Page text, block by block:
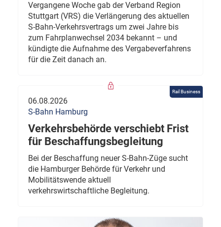
Vergangene Woche gab der Verband Region
Stuttgart (VRS) die Verlängerung des aktuellen
S-Bahn-Verkehrsvertrags um zwei Jahre bis
zum Fahrplanwechsel 2034 bekannt – und
kündigte die Aufnahme des Vergabeverfahrens
für die Zeit danach an.
Rail Business
06.08.2026
S-Bahn Hamburg
Verkehrsbehörde verschiebt Frist
für Beschaffungsbegleitung
Bei der Beschaffung neuer S-Bahn-Züge sucht
die Hamburger Behörde für Verkehr und
Mobilitätswende aktuell
verkehrswirtschaftliche Begleitung.